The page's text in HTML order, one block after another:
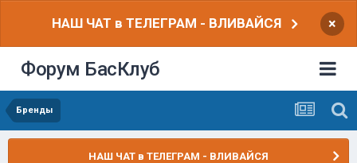
НАШ ЧАТ в ТЕЛЕГРАМ - ВЛИВАЙСЯ ×
Форум БасКлуб
Бренды
НАШ ЧАТ в ТЕЛЕГРАМ - ВЛИВАЙСЯ